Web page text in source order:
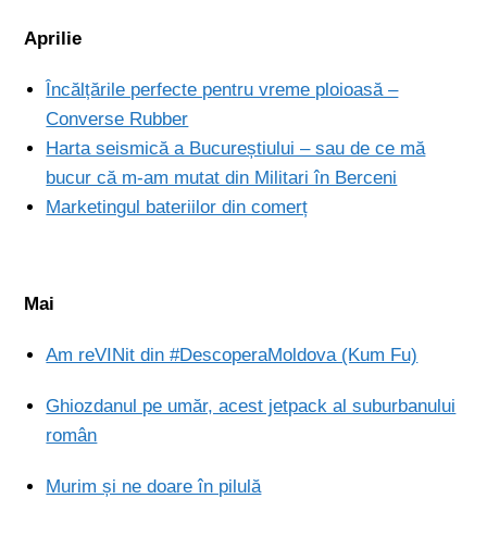
Aprilie
Încălțările perfecte pentru vreme ploioasă –
Converse Rubber
Harta seismică a Bucureștiului – sau de ce mă
bucur că m-am mutat din Militari în Berceni
Marketingul bateriilor din comerț
Mai
Am reVINit din #DescoperaMoldova (Kum Fu)
Ghiozdanul pe umăr, acest jetpack al suburbanului
român
Murim și ne doare în pilulă